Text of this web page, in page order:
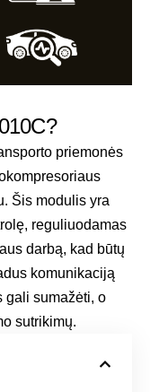
priemonės
Šis modulis yra
reguliuodamas
darbą, kad būtų
komunikaciją
gali sumažėti, o
sutrikimų.